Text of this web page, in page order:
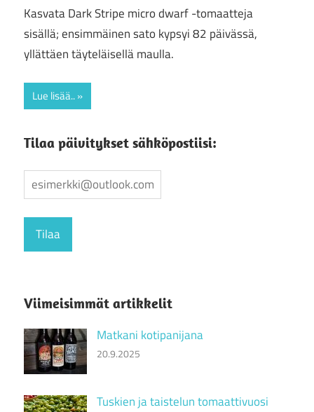
Kasvata Dark Stripe micro dwarf -tomaatteja
sisällä; ensimmäinen sato kypsyi 82 päivässä,
yllättäen täyteläisellä maulla.
Lue lisää..
Tilaa päivitykset sähköpostiisi:
Viimeisimmät artikkelit
Matkani kotipanijana
20.9.2025
Tuskien ja taistelun tomaattivuosi